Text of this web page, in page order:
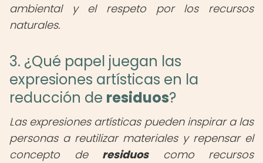
ambiental y el respeto por los recursos
naturales.
3. ¿Qué papel juegan las
expresiones artísticas en la
reducción de residuos?
Las expresiones artísticas pueden inspirar a las
personas a reutilizar materiales y repensar el
concepto de residuoscomo recursos